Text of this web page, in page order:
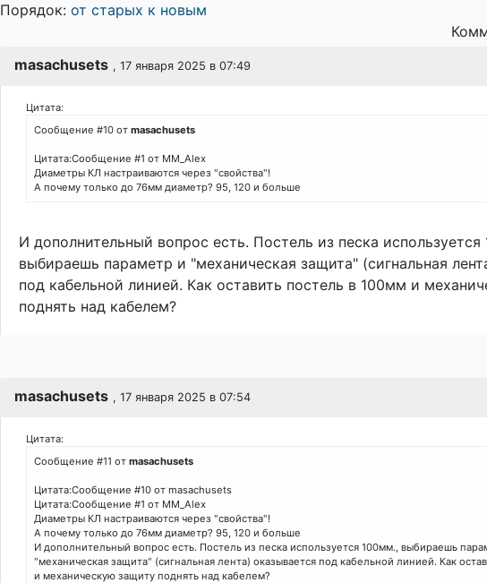
Порядок: от старых к новым
masachusets , 17 января 2025 в 07:49
Цитата:
Сообщение #10 от masachusets
Цитата:Сообщение #1 от MM_Alex
Диаметры КЛ настраиваются через "свойства"!
А почему только до 76мм диаметр? 95, 120 и больше
И дополнительный вопрос есть. Постель из песка используется
выбираешь параметр и "механическая защита" (сигнальная
под кабельной линией. Как оставить постель в 100мм и
поднять над кабелем?
masachusets , 17 января 2025 в 07:54
Цитата:
Сообщение #11 от masachusets
Цитата:Сообщение #10 от masachusets
Цитата:Сообщение #1 от MM_Alex
Диаметры КЛ настраиваются через "свойства"!
А почему только до 76мм диаметр? 95, 120 и больше
И дополнительный вопрос есть. Постель из песка используется 100мм., выбираешь
"механическая защита" (сигнальная лента) оказывается под кабельной линией. Как
и механическую защиту поднять над кабелем?